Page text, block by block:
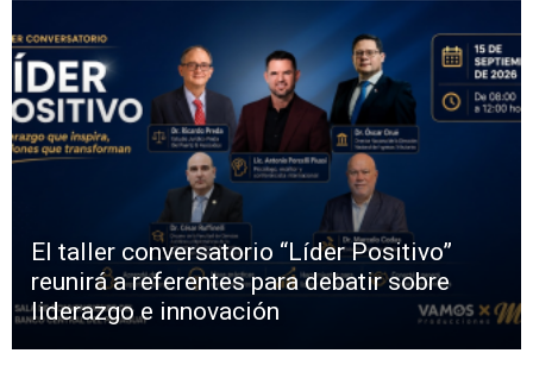
El taller conversatorio “Líder Positivo”
reunirá a referentes para debatir sobre
liderazgo e innovación